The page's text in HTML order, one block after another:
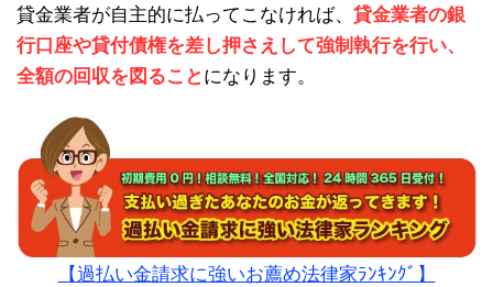
貸金業者が自主的に払ってこなければ、 貸金業者の銀
行口座や貸付債権を差し押さえして強制執行を行い、
全額の回収を図ること になります。
【過払い金請求に強いお薦め法律家ﾗﾝｷﾝｸﾞ】